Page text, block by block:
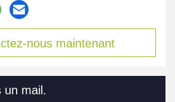
nous maintenant
un mail.